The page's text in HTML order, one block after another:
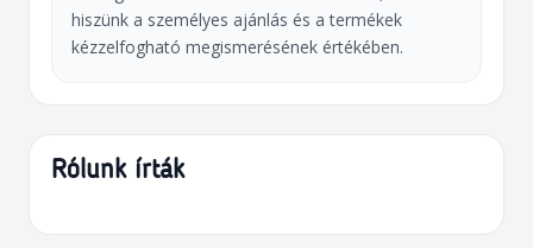
hiszünk a személyes ajánlás és a termékek
kézzelfogható megismerésének értékében.
Rólunk írták